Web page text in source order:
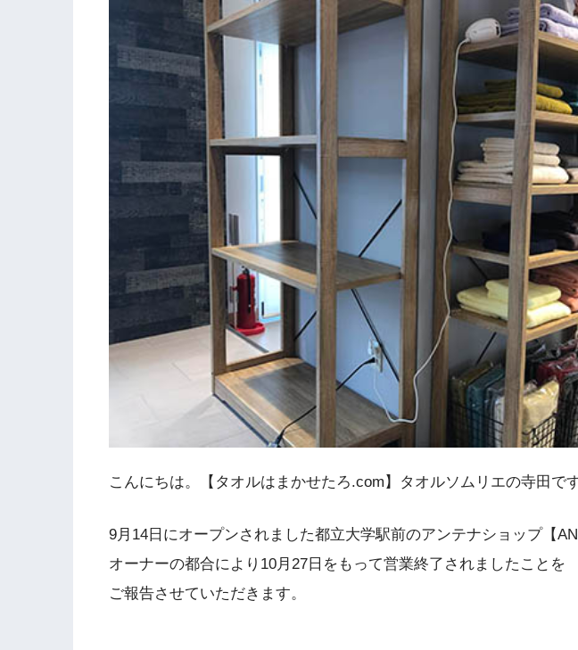
こんにちは。【タオルはまかせたろ.com】タオルソムリエの寺田です
9月14日にオープンされました都立大学駅前のアンテナショップ【
オーナーの都合により10月27日をもって営業終了されましたことを
ご報告させていただきます。